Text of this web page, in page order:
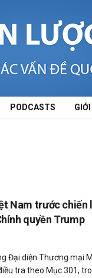
PODCASTS
Nam trước chiến
quyền Trump
Đại diện Thương mại
tra theo Mục 301,